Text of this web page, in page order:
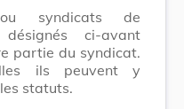
ou syndicats de
ci-avant
partie du syndicat.
ils peuvent y
statuts.